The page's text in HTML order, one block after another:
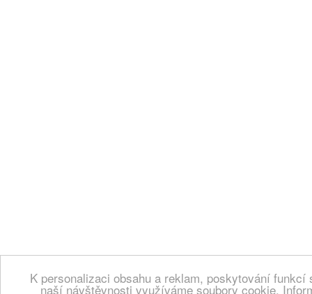
K personalizaci obsahu a reklam, poskytování
naší návštěvnosti využíváme soubory cookie.